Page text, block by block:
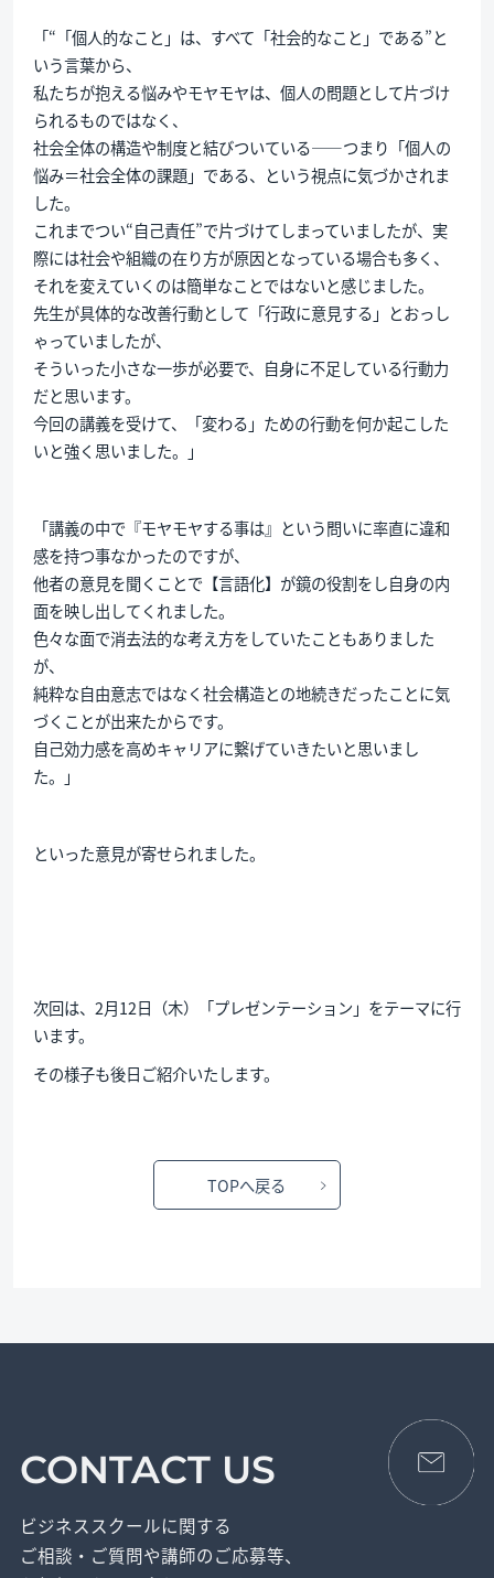
「“「個人的なこと」は、すべて「社会的なこと」である”と
いう言葉から、
私たちが抱える悩みやモヤモヤは、個人の問題として片づけ
られるものではなく、
社会全体の構造や制度と結びついている——つまり「個人の
悩み＝社会全体の課題」である、という視点に気づかされま
した。
これまでつい“自己責任”で片づけてしまっていましたが、実
際には社会や組織の在り方が原因となっている場合も多く、
それを変えていくのは簡単なことではないと感じました。
先生が具体的な改善行動として「行政に意見する」とおっし
ゃっていましたが、
そういった小さな一歩が必要で、自身に不足している行動力
だと思います。
今回の講義を受けて、「変わる」ための行動を何か起こした
いと強く思いました。」
「講義の中で『モヤモヤする事は』という問いに率直に違和
感を持つ事なかったのですが、
他者の意見を聞くことで【言語化】が鏡の役割をし自身の内
面を映し出してくれました。
色々な面で消去法的な考え方をしていたこともありました
が、
純粋な自由意志ではなく社会構造との地続きだったことに気
づくことが出来たからです。
自己効力感を高めキャリアに繋げていきたいと思いまし
た。」
といった意見が寄せられました。
次回は、2月12日（木）「プレゼンテーション」をテーマに行
います。
その様子も後日ご紹介いたします。
TOPへ戻る
CONTACT US
ビジネススクールに関する
ご相談・ご質問や講師のご応募等、